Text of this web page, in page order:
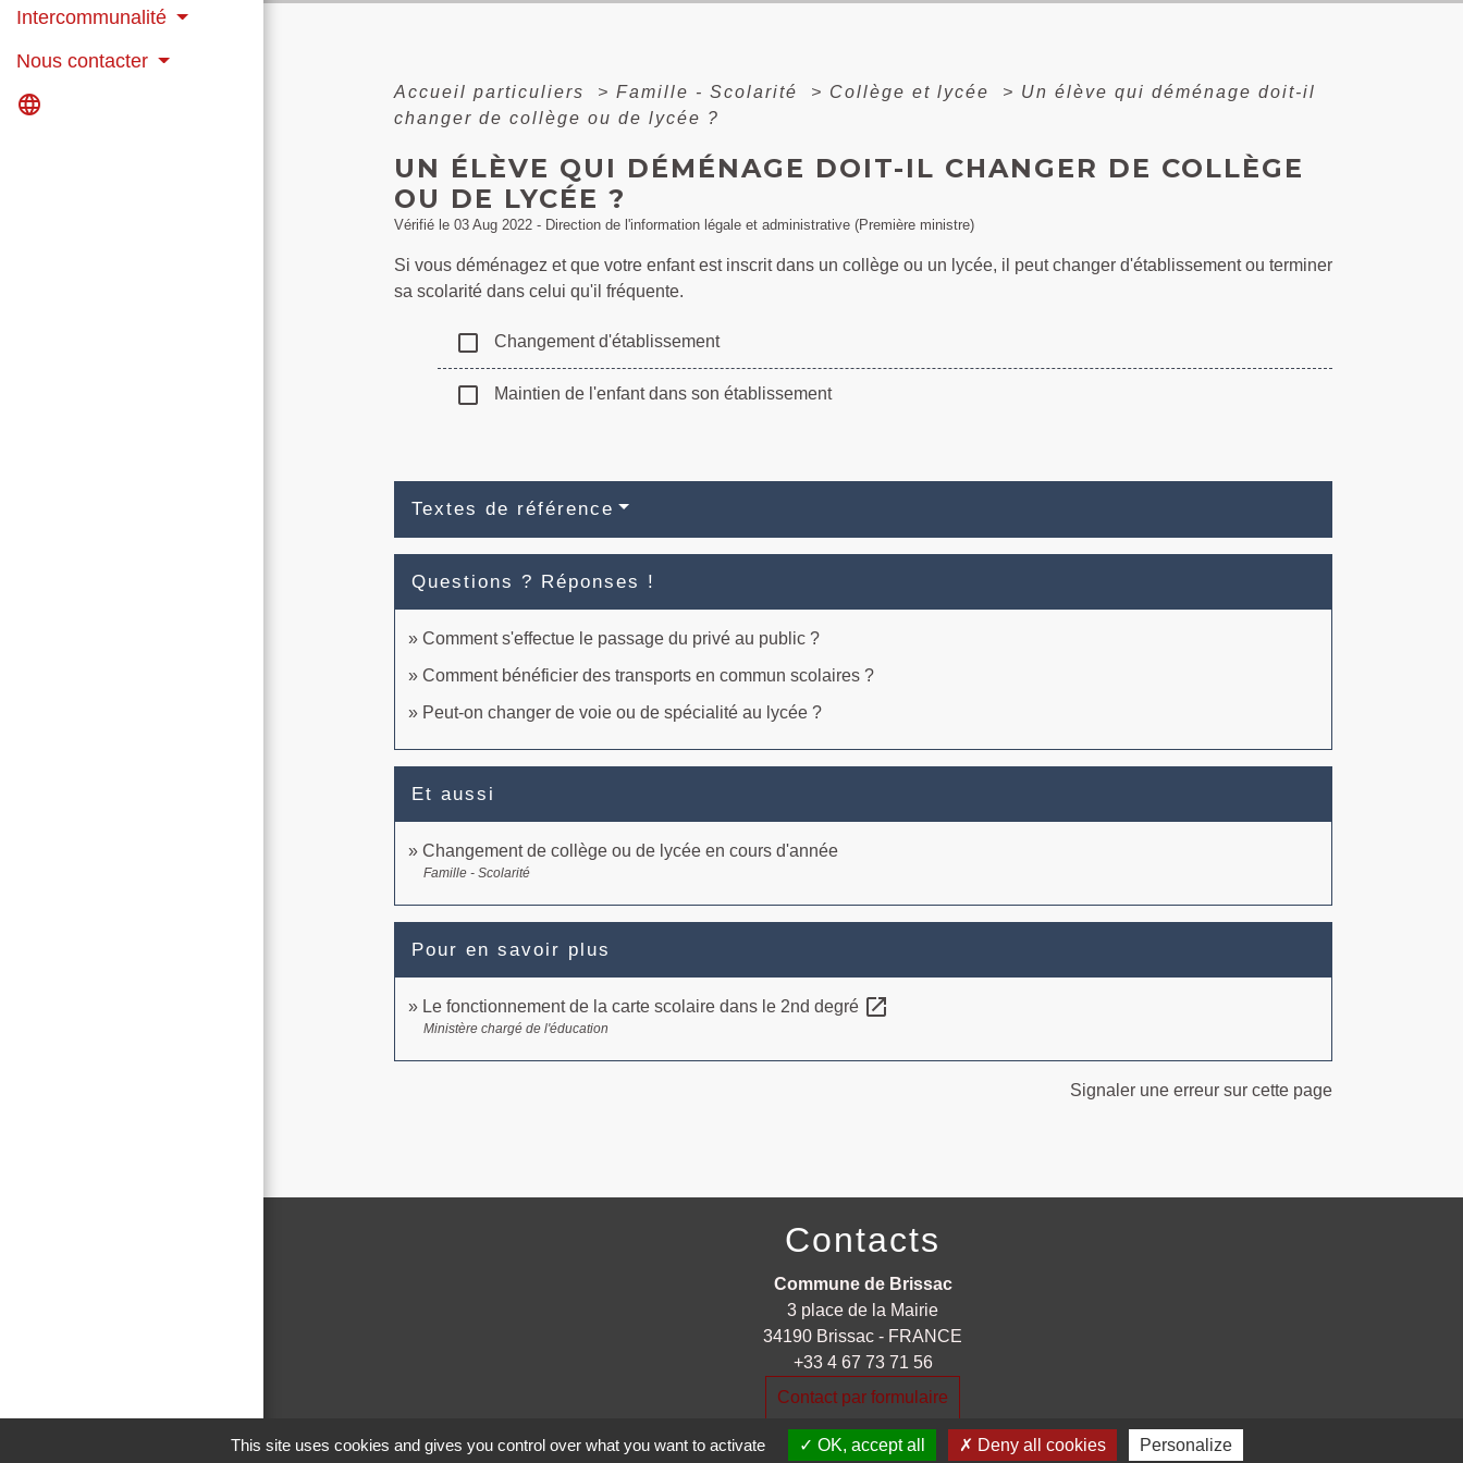
Intercommunalité
Nous contacter
language
Accueil particuliers > Famille - Scolarité > Collège et lycée > Un élève qui déménage doit-il
changer de collège ou de lycée ?
UN ÉLÈVE QUI DÉMÉNAGE DOIT-IL CHANGER DE COLLÈGE
OU DE LYCÉE ?
Vérifié le 03 Aug 2022 - Direction de l'information légale et administrative (Première ministre)
Si vous déménagez et que votre enfant est inscrit dans un collège ou un lycée, il peut changer d'établissement ou terminer
sa scolarité dans celui qu'il fréquente.
check_box_outline_blank Changement d'établissement
check_box_outline_blank Maintien de l'enfant dans son établissement
Textes de référence
Questions ? Réponses !
Comment s'effectue le passage du privé au public ?
Comment bénéficier des transports en commun scolaires ?
Peut-on changer de voie ou de spécialité au lycée ?
Et aussi
Changement de collège ou de lycée en cours d'année
Famille - Scolarité
Pour en savoir plus
Le fonctionnement de la carte scolaire dans le 2nd degré open_in_new
Ministère chargé de l'éducation
Signaler une erreur sur cette page
Contacts
Commune de Brissac
3 place de la Mairie
34190 Brissac - FRANCE
+33 4 67 73 71 56
Contact par formulaire
This site uses cookies and gives you control over what you want to activate OK, accept all Deny all cookies Personalize